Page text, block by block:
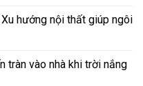
hướng nội thất giúp ngôi
tràn vào nhà khi trời nắng